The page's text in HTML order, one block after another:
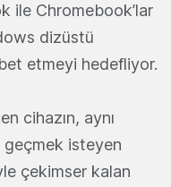
ile Chromebook’lar
dizüstü
etmeyi hedefliyor.
cihazın, aynı
isteyen
çekimser kalan